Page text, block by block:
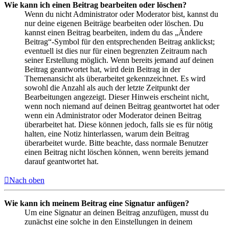
Wie kann ich einen Beitrag bearbeiten oder löschen?
Wenn du nicht Administrator oder Moderator bist, kannst du
nur deine eigenen Beiträge bearbeiten oder löschen. Du
kannst einen Beitrag bearbeiten, indem du das „Ändere
Beitrag“-Symbol für den entsprechenden Beitrag anklickst;
eventuell ist dies nur für einen begrenzten Zeitraum nach
seiner Erstellung möglich. Wenn bereits jemand auf deinen
Beitrag geantwortet hat, wird dein Beitrag in der
Themenansicht als überarbeitet gekennzeichnet. Es wird
sowohl die Anzahl als auch der letzte Zeitpunkt der
Bearbeitungen angezeigt. Dieser Hinweis erscheint nicht,
wenn noch niemand auf deinen Beitrag geantwortet hat oder
wenn ein Administrator oder Moderator deinen Beitrag
überarbeitet hat. Diese können jedoch, falls sie es für nötig
halten, eine Notiz hinterlassen, warum dein Beitrag
überarbeitet wurde. Bitte beachte, dass normale Benutzer
einen Beitrag nicht löschen können, wenn bereits jemand
darauf geantwortet hat.
Nach oben
Wie kann ich meinem Beitrag eine Signatur anfügen?
Um eine Signatur an deinen Beitrag anzufügen, musst du
zunächst eine solche in den Einstellungen in deinem